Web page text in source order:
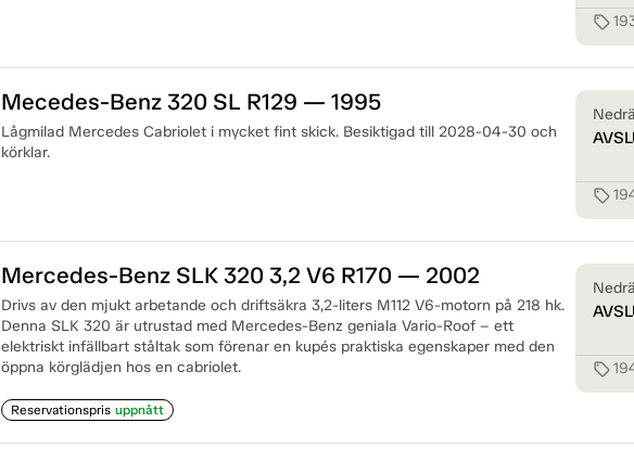
sell
Mecedes-Benz 320 SL R129 — 1995
Lågmilad Mercedes Cabriolet i mycket fint skick. Besiktigad till 2028-04-30 och
körklar.
sell
Mercedes-Benz SLK 320 3,2 V6 R170 — 2002
Drivs av den mjukt arbetande och driftsäkra 3,2-liters M112 V6-motorn på 218 hk.
Denna SLK 320 är utrustad med Mercedes-Benz geniala Vario-Roof – ett
elektriskt infällbart ståltak som förenar en kupés praktiska egenskaper med den
öppna körglädjen hos en cabriolet.
Reservationspris uppnått
sell